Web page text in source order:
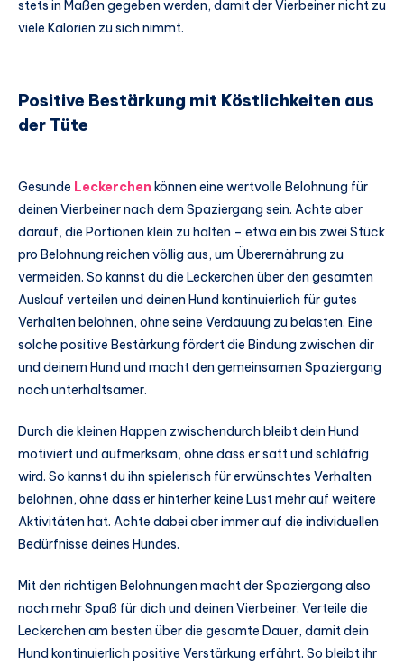
stets in Maßen gegeben werden, damit der Vierbeiner nicht zu
viele Kalorien zu sich nimmt.
Positive Bestärkung mit Köstlichkeiten aus
der Tüte
Gesunde Leckerchen können eine wertvolle Belohnung für
deinen Vierbeiner nach dem Spaziergang sein. Achte aber
darauf, die Portionen klein zu halten – etwa ein bis zwei Stück
pro Belohnung reichen völlig aus, um Überernährung zu
vermeiden. So kannst du die Leckerchen über den gesamten
Auslauf verteilen und deinen Hund kontinuierlich für gutes
Verhalten belohnen, ohne seine Verdauung zu belasten. Eine
solche positive Bestärkung fördert die Bindung zwischen dir
und deinem Hund und macht den gemeinsamen Spaziergang
noch unterhaltsamer.
Durch die kleinen Happen zwischendurch bleibt dein Hund
motiviert und aufmerksam, ohne dass er satt und schläfrig
wird. So kannst du ihn spielerisch für erwünschtes Verhalten
belohnen, ohne dass er hinterher keine Lust mehr auf weitere
Aktivitäten hat. Achte dabei aber immer auf die individuellen
Bedürfnisse deines Hundes.
Mit den richtigen Belohnungen macht der Spaziergang also
noch mehr Spaß für dich und deinen Vierbeiner. Verteile die
Leckerchen am besten über die gesamte Dauer, damit dein
Hund kontinuierlich positive Verstärkung erfährt. So bleibt ihr